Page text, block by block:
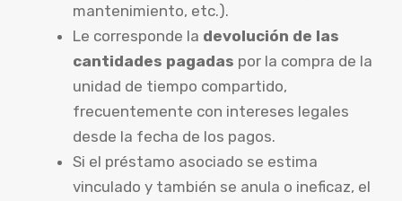
mantenimiento, etc.).
Le corresponde la devolución de las
cantidades pagadas por la compra de la
unidad de tiempo compartido,
frecuentemente con intereses legales
desde la fecha de los pagos.
Si el préstamo asociado se estima
vinculado y también se anula o ineficaz, el